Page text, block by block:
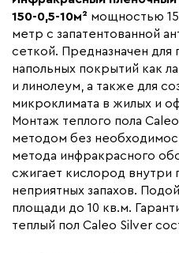
Мощность (Вт)
Назначение
Монтаж
Макс. рабочая температура
Макс. ток нагрузки (А)
Ширина (мм)
Толщина (мм)
Длина установочного
Страна производства
150-0,5-10м² мощностью
метр с запатентованной
сеткой. Предназначен для
напольных покрытий как
и линолеум, а также для
микроклимата в жилых и
Монтаж теплого пола
методом без
метода инфракрасного
сжигает кислород
неприятных запахов.
площади до 10 кв.м.
теплый пол Caleo Silver